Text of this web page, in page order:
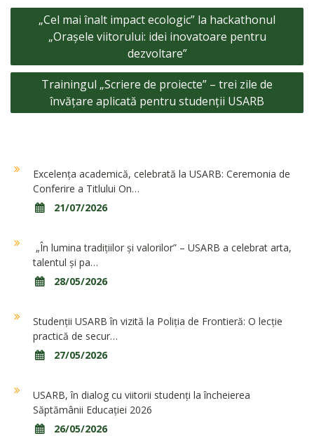
Navigare
„Cel mai înalt impact ecologic” la hackathonul
„Orașele viitorului: idei inovatoare pentru
dezvoltare”
Trainingul „Scriere de proiecte” – trei zile de
învățare aplicată pentru studenții USARB
Excelența academică, celebrată la USARB: Ceremonia de
Conferire a Titlului On…
21/07/2026
„În lumina tradițiilor și valorilor” – USARB a celebrat arta,
talentul și pa…
28/05/2026
Studenții USARB în vizită la Poliția de Frontieră: O lecție
practică de secur…
27/05/2026
USARB, în dialog cu viitorii studenți la încheierea
Săptămânii Educației 2026
26/05/2026